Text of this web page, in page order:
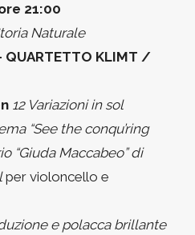
21:00
Naturale
QUARTETTO KLIMT /
12 Variazioni in sol
“See the conqu’ring
“Giuda Maccabeo” di
per violoncello e
e polacca brillante